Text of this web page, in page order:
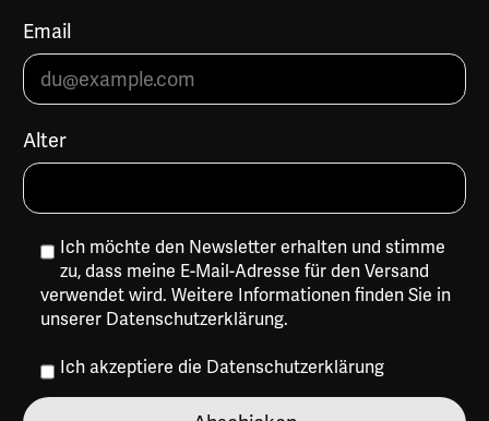
Email
Alter
Ich möchte den Newsletter erhalten und stimme
zu, dass meine E-Mail-Adresse für den Versand
verwendet wird. Weitere Informationen finden Sie in
unserer Datenschutzerklärung.
Ich akzeptiere die Datenschutzerklärung